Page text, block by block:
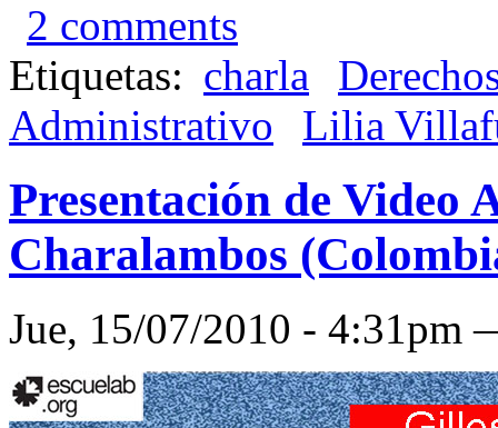
2 comments
Etiquetas: charla
Administrativo
Lilia
Presentación de Video
Charalambos
Jue, 15/07/2010 -